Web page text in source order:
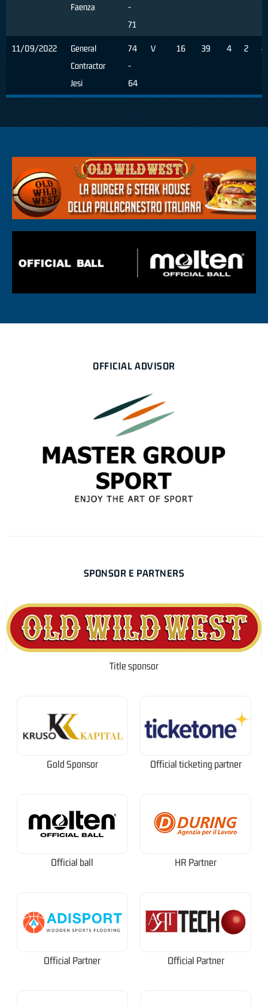
Faenza
-
71
11/09/2022
General
Contractor
Jesi
74
-
64
V 16 39 4 2 4
OFFICIAL ADVISOR
SPONSOR E PARTNERS
Title sponsor
Gold Sponsor Official ticketing partner
Official ball HR Partner
Official Partner Official Partner